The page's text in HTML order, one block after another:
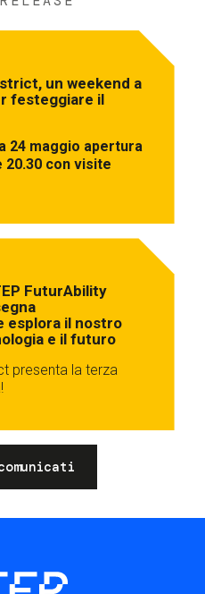
un weekend a
festeggiare il
24 maggio apertura
con visite
FuturAbility
esplora il nostro
e il futuro
presenta la terza